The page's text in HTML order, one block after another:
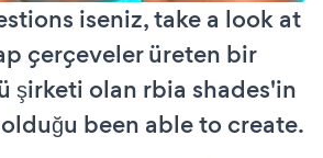
iseniz, take a look at
çerçeveler üreten bir
şirketi olan rbia shades'in
been able to create.